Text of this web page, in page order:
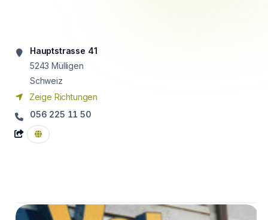
Hauptstrasse 41
5243 Mülligen
Schweiz
Zeige Richtungen
056 225 11 50